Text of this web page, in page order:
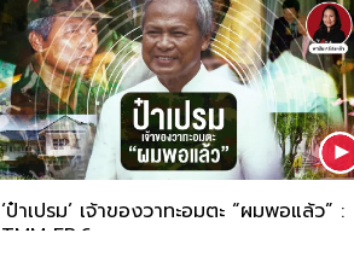
‘ป๋าเปรม’ เจ้าของวาทะอมตะ “ผมพอแล้ว” :
TMM EP.6